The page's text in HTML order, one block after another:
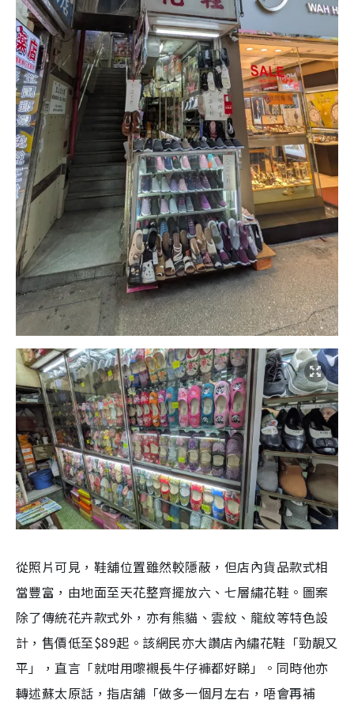
從照片可見，鞋舖位置雖然較隱蔽，但店內貨品款式相
當豐富，由地面至天花整齊擺放六、七層繡花鞋。圖案
除了傳統花卉款式外，亦有熊貓、雲紋、龍紋等特色設
計，售價低至$89起。該網民亦大讚店內繡花鞋「勁靚又
平」，直言「就咁用嚟襯長牛仔褲都好睇」。同時他亦
轉述蘇太原話，指店舖「做多一個月左右，唔會再補